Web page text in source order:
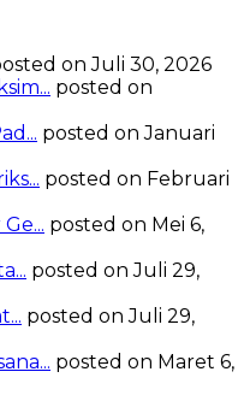
on Juli 30, 2026
posted on
posted on Januari
posted on Februari
posted on Mei 6,
posted on Juli 29,
posted on Juli 29,
posted on Maret 6,